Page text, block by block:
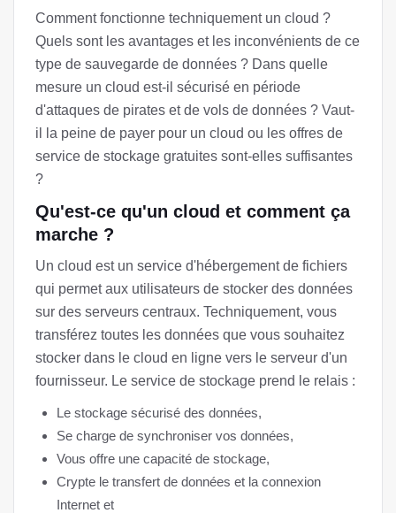
Comment fonctionne techniquement un cloud ?
Quels sont les avantages et les inconvénients de ce
type de sauvegarde de données ? Dans quelle
mesure un cloud est-il sécurisé en période
d'attaques de pirates et de vols de données ? Vaut-
il la peine de payer pour un cloud ou les offres de
service de stockage gratuites sont-elles suffisantes
?
Qu'est-ce qu'un cloud et comment ça
marche ?
Un cloud est un service d'hébergement de fichiers
qui permet aux utilisateurs de stocker des données
sur des serveurs centraux. Techniquement, vous
transférez toutes les données que vous souhaitez
stocker dans le cloud en ligne vers le serveur d'un
fournisseur. Le service de stockage prend le relais :
Le stockage sécurisé des données,
Se charge de synchroniser vos données,
Vous offre une capacité de stockage,
Crypte le transfert de données et la connexion
Internet et